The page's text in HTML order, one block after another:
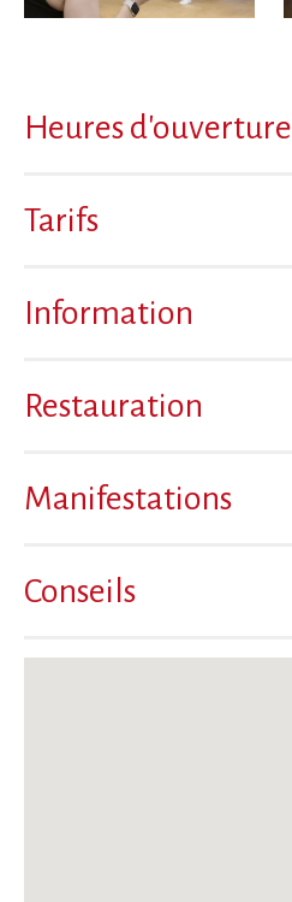
Heures d'ouverture
Tarifs
Information
Restauration
Manifestations
Conseils